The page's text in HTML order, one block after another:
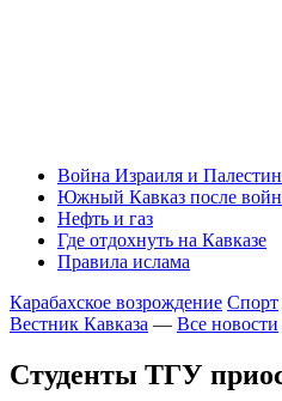
Война Израиля и
Южный Кавказ после
Нефть и газ
Где отдохнуть на Кавказе
Правила ислама
Карабахское возрождение Спорт
Вестник Кавказа — Все новости
Студенты ТГУ